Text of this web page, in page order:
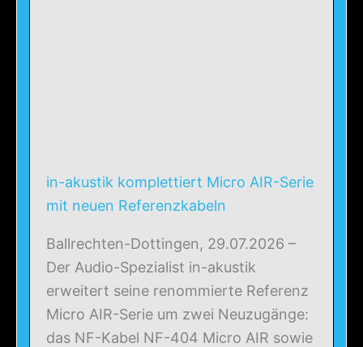
in-akustik komplettiert Micro AIR-Serie
mit neuen Referenzkabeln
Ballrechten-Dottingen, 29.07.2026 –
Der Audio-Spezialist in-akustik
erweitert seine renommierte Referenz
Micro AIR-Serie um zwei Neuzugänge:
das NF-Kabel NF-404 Micro AIR sowie